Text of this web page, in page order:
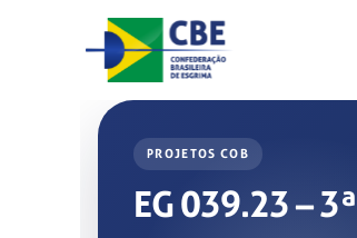
PROJETOS COB
EG 039.23 –